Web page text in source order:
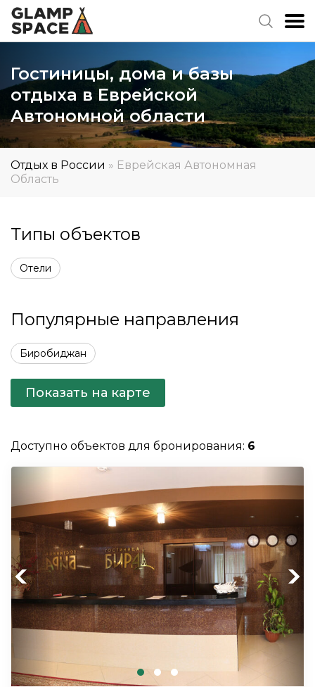
Гостиницы, дома и базы
отдыха в Еврейской
Автономной области
Отдых в России » Еврейская Автономная
Область
Типы объектов
Отели
Популярные направления
Биробиджан
Показать на карте
Доступно объектов для бронирования: 6
Previous Next